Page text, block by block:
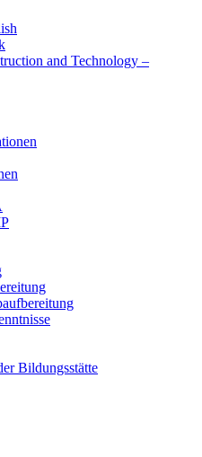
and Technology –
Bildungsstätte